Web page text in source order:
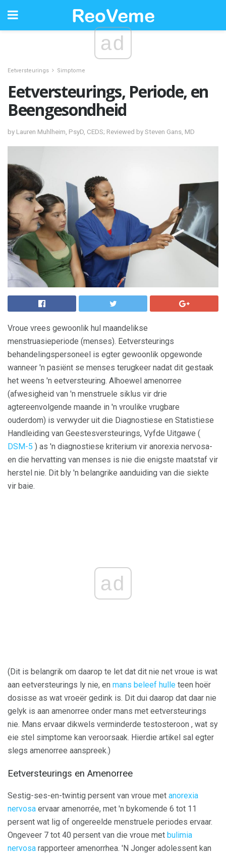
ad
Eetversteurings Simptome
Eetversteurings, Periode, en
Beengesondheid
by Lauren Muhlheim, PsyD, CEDS; Reviewed by Steven Gans, MD
Vroue vrees gewoonlik hul maandelikse
menstruasieperiode (menses). Eetversteurings
behandelingspersoneel is egter gewoonlik opgewonde
wanneer 'n pasiënt se menses terugkeer nadat dit gestaak
het weens 'n eetversteuring. Alhoewel amenorree
(afwesigheid van 'n menstruele siklus vir drie
agtereenvolgende maande in 'n vroulike vrugbare
ouderdom) is verwyder uit die Diagnostiese en Statistiese
Handleiding van Geestesversteurings, Vyfde Uitgawe (
DSM-5 ) as 'n diagnostiese kriterium vir anorexia nervosa-
en die hervatting van menses is nie die enigste maatstaf vir
herstel nie. Dit bly 'n belangrike aanduiding van die siekte
vir baie.
ad
(Dit is belangrik om daarop te let dat dit nie net vroue is wat
aan eetversteurings ly nie, en mans beleef hulle teen hoër
dosisse as wat vroeër gedink is. Dit dui daarop dat daar nie
gelyk is aan amenorree onder mans met eetversteurings
nie. Mans ervaar dikwels verminderde testosteroon , wat sy
eie stel simptome kan veroorsaak. Hierdie artikel sal egter
slegs amenorree aanspreek.)
Eetversteurings en Amenorree
Sestig-ses-en-twintig persent van vroue met anorexia
nervosa ervaar amenorrée, met 'n bykomende 6 tot 11
persent wat lig of ongereelde menstruele periodes ervaar.
Ongeveer 7 tot 40 persent van die vroue met bulimia
nervosa rapporteer amenorrhea. 'N Jonger adolessent kan